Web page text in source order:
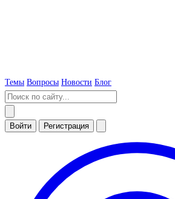
Темы Вопросы Новости Блог
Войти Регистрация